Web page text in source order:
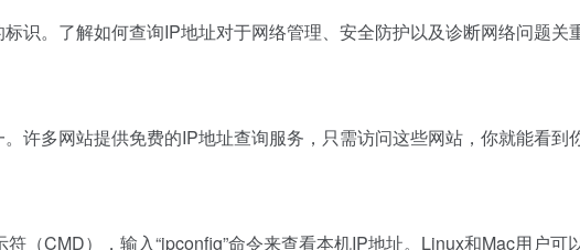
识。了解如何查询IP地址对于网络管理、安全防护以及诊断网络问题关重
许多网站提供免费的IP地址查询服务，只需访问这些网站，你就能看到
（CMD），输入“ipconfig”命令来查看本机IP地址。Linux和Mac用户可